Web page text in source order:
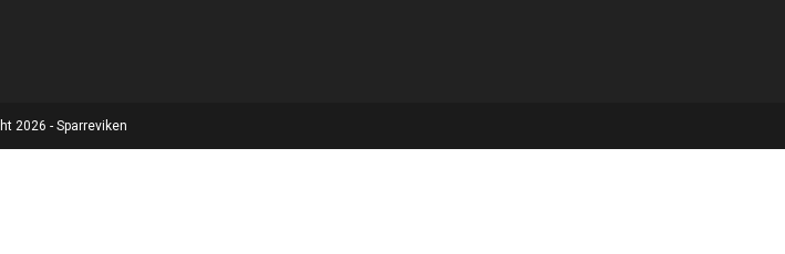
2026 - Sparreviken